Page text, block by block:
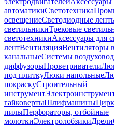
автоматикиСветотехника
освещениеСветодиодные
светильникиТрековые
светотехникиАксессуары для
лентВентиляцияВентиляторы
канальныеСистемы
диффузорыПроветриватели
под плиткуЛюки напольные
покраскуСтроительный
инструмент
гайковертыШлифмашины
пилыПерфораторы, отбойные
молоткиЭлектролобзикиДрели